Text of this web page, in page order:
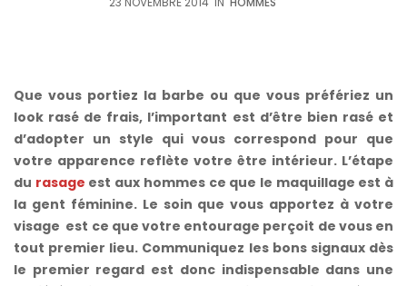
Que vous portiez la barbe ou que vous préfériez un
look rasé de frais, l’important est d’être bien rasé et
d’adopter un style qui vous correspond pour que
votre apparence reflète votre être intérieur. L’étape
du rasage est aux hommes ce que le maquillage est à
la gent féminine. Le soin que vous apportez à votre
visage est ce que votre entourage perçoit de vous en
tout premier lieu. Communiquez les bons signaux dès
le premier regard est donc indispensable dans une